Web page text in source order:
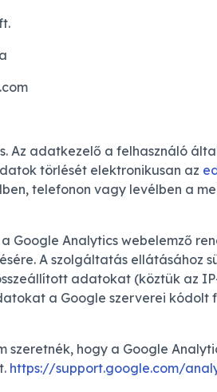
Az adatkezelő a felhasználó
törlését elektronikusan az
telefonon vagy levélben a
Google Analytics webelemző
A szolgáltatás ellátásához
adatokat (köztük az
a Google szerverei
szeretnék, hogy a Google
https://support.google.com/